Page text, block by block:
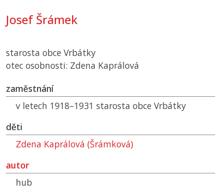
Josef Šrámek
starosta obce Vrbátky
otec osobnosti: Zdena Kaprálová
zaměstnání
v letech 1918–1931 starosta obce Vrbátky
děti
Zdena Kaprálová (Šrámková)
autor
hub